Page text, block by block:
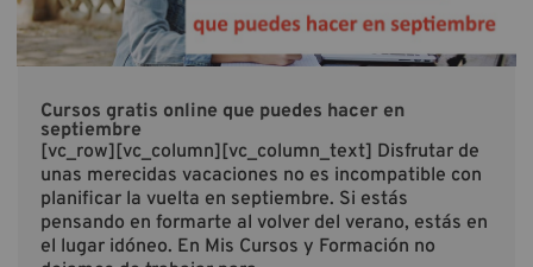
Cursos gratis online que puedes hacer en
septiembre
[vc_row][vc_column][vc_column_text] Disfrutar de
unas merecidas vacaciones no es incompatible con
planificar la vuelta en septiembre. Si estás
pensando en formarte al volver del verano, estás en
el lugar idóneo. En Mis Cursos y Formación no